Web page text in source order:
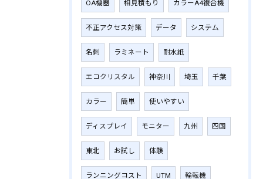
OA機器 相見積もり カラーA4複合機
不正アクセス対策 データ システム
名刺 ラミネート 耐水紙
エコクリスタル 神奈川 埼玉 千葉
カラー 簡単 使いやすい
ディスプレイ モニター 九州 四国
東北 お試し 体験
ランニングコスト UTM 輪転機